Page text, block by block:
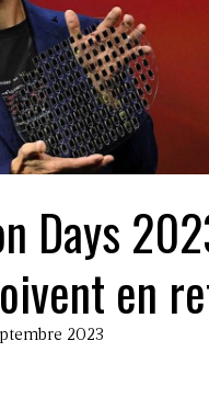
Days
en
2023